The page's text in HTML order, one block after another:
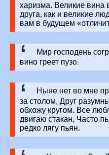
харизма. Великие вина
друга, как и великие
вам в будущем
Мир господень
вино греет пузо.
Ныне нет во мне
за столом, Друг
обхожу кругом. Все
двигаю стакан, Часто
редко лягу пьян.